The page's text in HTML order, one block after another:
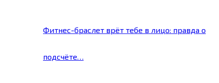
Фитнес-браслет врёт тебе в лицо: правда о
подсчёте…